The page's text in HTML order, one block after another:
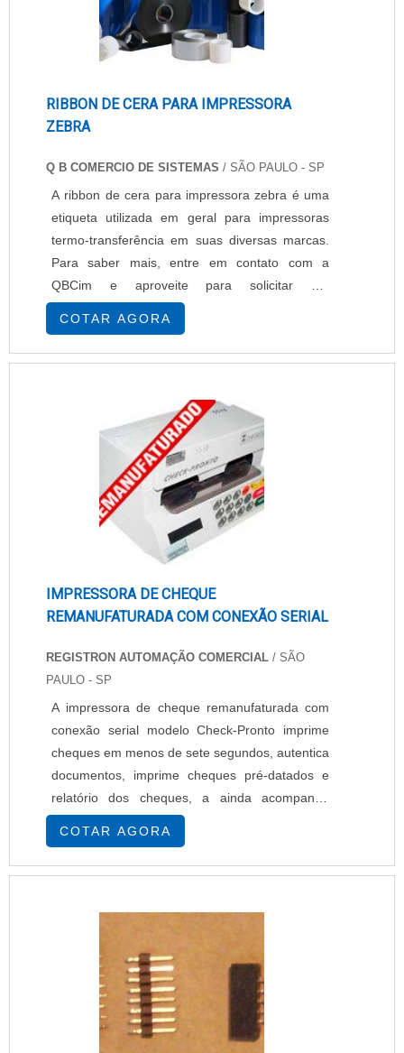
RIBBON DE CERA PARA IMPRESSORA
ZEBRA
Q B COMERCIO DE SISTEMAS / SÃO PAULO - SP
A ribbon de cera para impressora zebra é uma
etiqueta utilizada em geral para impressoras
termo-transferência em suas diversas marcas.
Para saber mais, entre em contato com a
QBCim e aproveite para solicitar um
COTAR AGORA
IMPRESSORA DE CHEQUE
REMANUFATURADA COM CONEXÃO SERIAL
REGISTRON AUTOMAÇÃO COMERCIAL / SÃO
PAULO - SP
A impressora de cheque remanufaturada com
conexão serial modelo Check-Pronto imprime
cheques em menos de sete segundos, autentica
documentos, imprime cheques pré-datados e
relatório dos cheques, a ainda acompanha
programa para utilização integrada ao seu
microcomputador. Para mais informações sobre
impressora de cheque remanufaturada com
empresa e aproveite para solicitar um
orçamento.....
COTAR AGORA